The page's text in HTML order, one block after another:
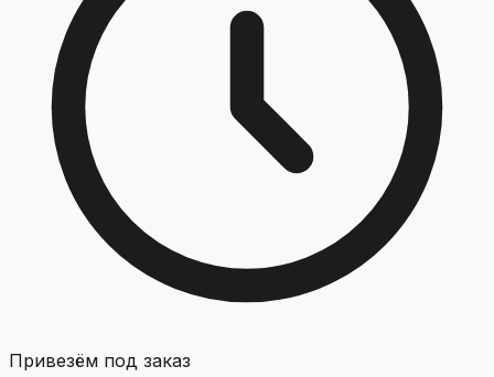
Привезём под заказ